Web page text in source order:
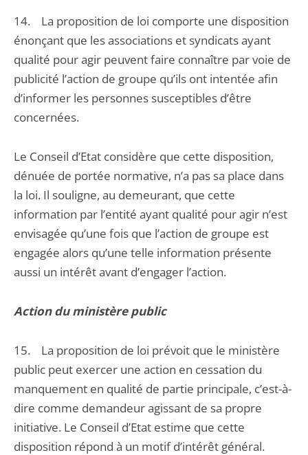
14. La proposition de loi comporte une disposition
énonçant que les associations et syndicats ayant
qualité pour agir peuvent faire connaître par voie de
publicité l’action de groupe qu’ils ont intentée afin
d’informer les personnes susceptibles d’être
concernées.
Le Conseil d’Etat considère que cette disposition,
dénuée de portée normative, n’a pas sa place dans
la loi. Il souligne, au demeurant, que cette
information par l’entité ayant qualité pour agir n’est
envisagée qu’une fois que l’action de groupe est
engagée alors qu’une telle information présente
aussi un intérêt avant d’engager l’action.
Action du ministère public
15. La proposition de loi prévoit que le ministère
public peut exercer une action en cessation du
manquement en qualité de partie principale, c’est-à-
dire comme demandeur agissant de sa propre
initiative. Le Conseil d’Etat estime que cette
disposition répond à un motif d’intérêt général.